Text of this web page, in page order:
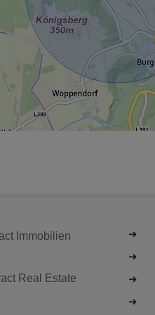
Immobilien
Real Estate